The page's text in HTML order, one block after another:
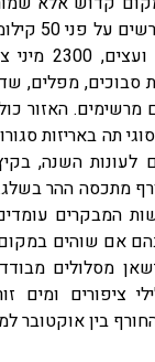
מסלולי
כולל 3200
סבוכים, מפלים,
האזור
תה באריזות
לעונות השנה,
מתכסה ההר
המבקרים
אם שוהים
מסלולים
ציפורים ומים
בין אוקטובר